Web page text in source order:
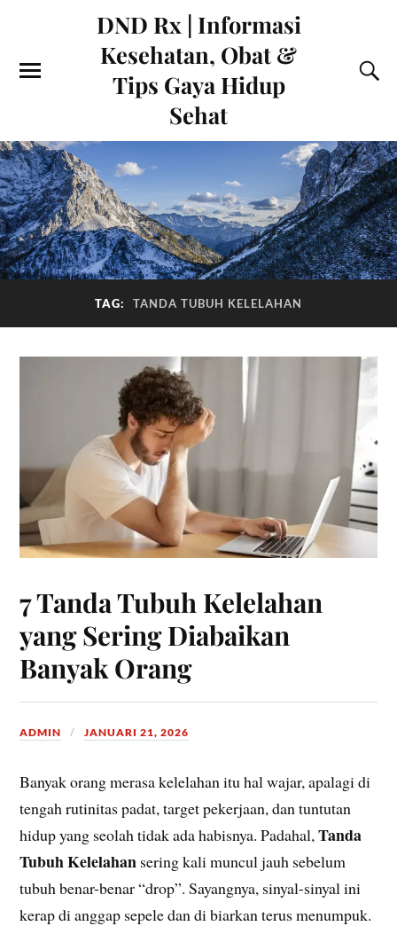
DND Rx | Informasi
Kesehatan, Obat &
Tips Gaya Hidup
Sehat
TAG: TANDA TUBUH KELELAHAN
7 Tanda Tubuh Kelelahan
yang Sering Diabaikan
Banyak Orang
ADMIN JANUARI 21, 2026
Banyak orang merasa kelelahan itu hal wajar, apalagi di
tengah rutinitas padat, target pekerjaan, dan tuntutan
hidup yang seolah tidak ada habisnya. Padahal,Tanda
Tubuh Kelelahan sering kali muncul jauh sebelum
tubuh benar-benar “drop”. Sayangnya, sinyal-sinyal ini
kerap di anggap sepele dan di biarkan terus menumpuk.